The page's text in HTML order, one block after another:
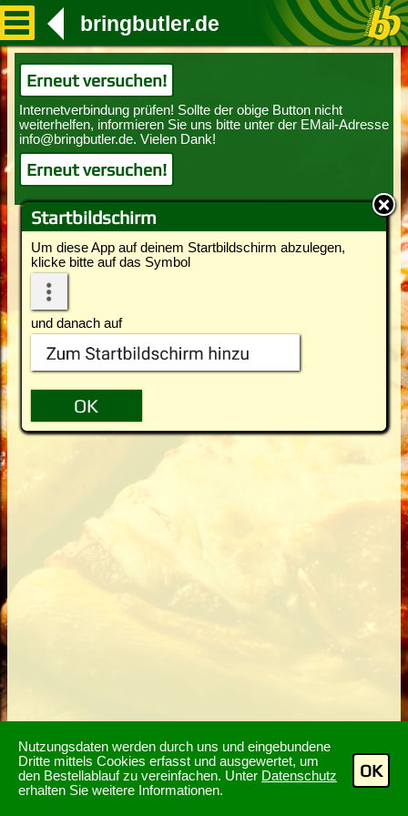
Nutzungsdaten werden durch uns und eingebundene
Dritte mittels Cookies erfasst und ausgewertet, um
den Bestellablauf zu vereinfachen. Unter Datenschutz
erhalten Sie weitere Informationen.
OK
Startbildschirm
Um diese App auf deinem Startbildschirm abzulegen,
klicke bitte auf das Symbol
und danach auf
bringbutler.de
Erneut versuchen!
Erneut versuchen!